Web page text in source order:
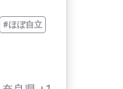
#ほぼ自立